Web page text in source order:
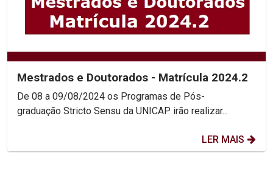
Mestrados e Doutorados - Matrícula 2024.2
De 08 a 09/08/2024 os Programas de Pós-
graduação Stricto Sensu da UNICAP irão realizar...
LER MAIS